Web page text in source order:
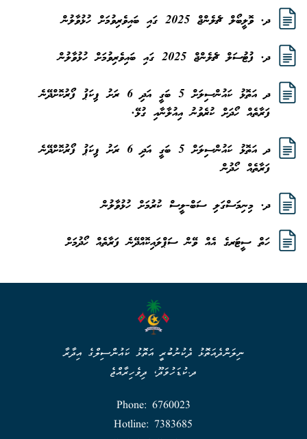
ދ. ވޮލީބޯލް ޗެލެންޖް 2025 ގައި ބައިވެރިވުމަށް ހުޅުވާލުން
ދ. ފުޓުސަލް ޗެލެންޖް 2025 ގައި ބައިވެރިވުމަށް ހުޅުވާލުން
ދ އަތޮޅު ކައުންސިލަށް 5 ބަގީ އަދި 6 ރަށު ޕިކަޕު ފޯރުކޮށްދޭނެ
ފަރާތެއް ހޯދަށް ކުރެވުނު އިއުލާނާއި ގުޅޭ.
ދ އަތޮޅު ކައުންސިލަށް 5 ބަގީ އަދި 6 ރަށު ޕިކަޕު ފޯރުކޮށްދޭނެ
ފަރާތެއް ހޯދުން
ދ. މިނިމަސްގަލި ސަބް-ލީސް ކުރުމަށް ހުޅުވާލުން
ހަތް ސީޓަރގެ އެއް ވޭން ސަޕްލައިކޮއްދޭނެ ފަރާތެއް ހޯދުމަށް
ނިލަންދެއަތޮޅު ދެކުނުބުރީ އަތޮޅު ކައުންސިލްގެ އިދާރާ
ދ.ކުޑަހުވަދޫ، ދިވެހިރާއްޖެ
Phone: 6760023
Hotline: 7383685